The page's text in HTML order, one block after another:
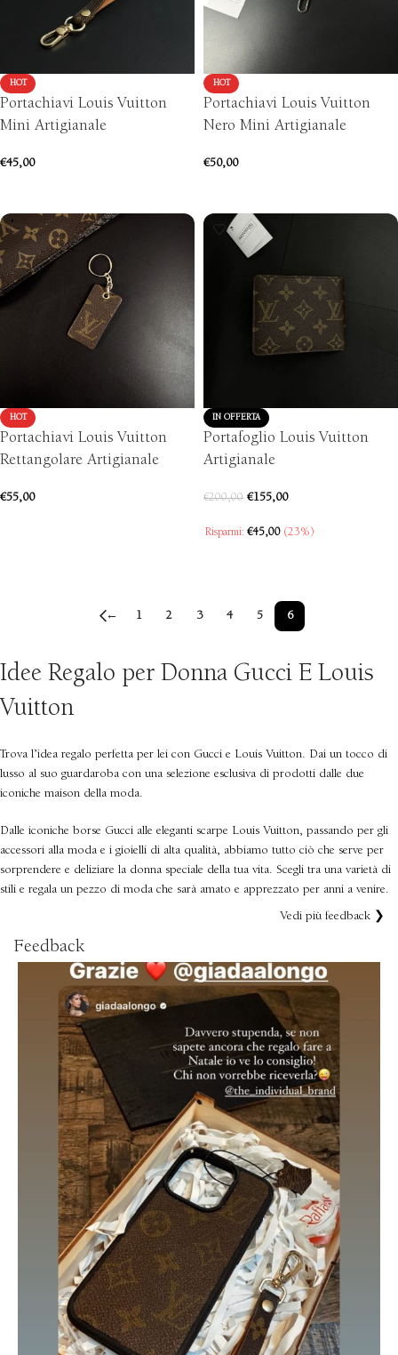
HOT
Portachiavi Louis Vuitton
Mini Artigianale
€45,00
HOT
Portachiavi Louis Vuitton
Nero Mini Artigianale
€50,00
HOT
Portachiavi Louis Vuitton
Rettangolare Artigianale
€55,00
IN OFFERTA
Portafoglio Louis Vuitton
Artigianale
€200,00 €155,00
Risparmi: €45,00 (23%)
← 1 2 3 4 5 6
Idee Regalo per Donna Gucci E Louis
Vuitton
Trova l’idea regalo perfetta per lei con Gucci e Louis Vuitton. Dai un tocco di
lusso al suo guardaroba con una selezione esclusiva di prodotti dalle due
iconiche maison della moda.
Dalle iconiche borse Gucci alle eleganti scarpe Louis Vuitton, passando per gli
accessori alla moda e i gioielli di alta qualità, abbiamo tutto ciò che serve per
sorprendere e deliziare la donna speciale della tua vita. Scegli tra una varietà di
stili e regala un pezzo di moda che sarà amato e apprezzato per anni a venire.
Feedback
Vedi più feedback ❯